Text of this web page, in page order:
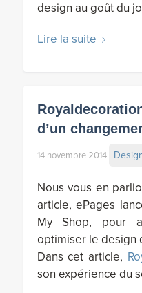
design au goût du
Lire la suite
d’un
14 novembre 2014
Nous vous en
article, ePages
My Shop, pour
optimiser le design
Dans cet article,
son expérience du